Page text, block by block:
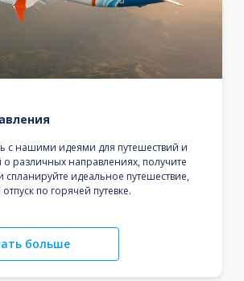
с нашими идеями для путешествий и
различных направлениях, получите
спланируйте идеальное путешествие,
по горячей путевке.
больше